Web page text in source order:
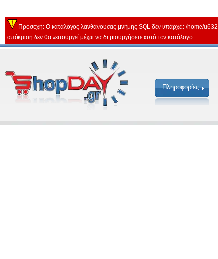
Προσοχή: Ο κατάλογος λανθάνουσας μνήμης SQL δεν υπάρχει: /home/
απόκριση δεν θα λειτουργεί μέχρι να δημιουργήσετε αυτό τον κατάλογο.
Πληροφορίες